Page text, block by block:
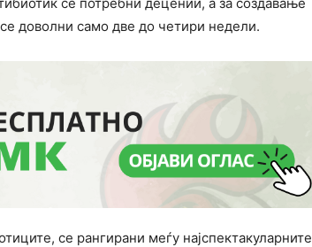
доволни само две до четири недели.
се рангирани меѓу најспектакуларните